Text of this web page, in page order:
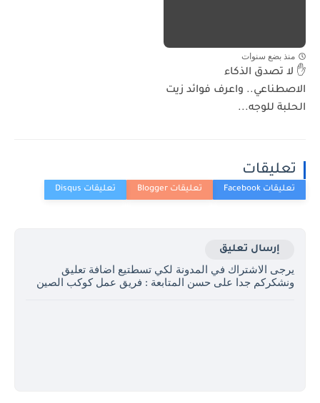
منذ بضع سنوات
✋ لا تصدق الذكاء
الاصطناعي.. واعرف فوائد زيت
الحلبة للوجه...
تعليقات
إرسال تعليق
يرجى الاشتراك في المدونة لكي تسطتيع اضافة تعليق
ونشكركم جدا على حسن المتابعة : فريق عمل كوكب الصين